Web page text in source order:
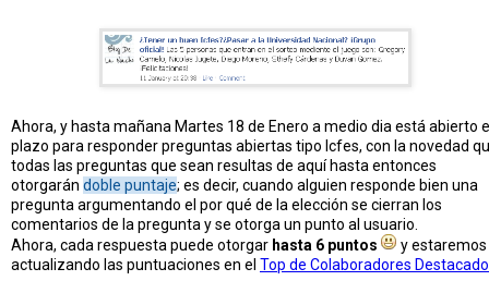
Ahora, y hasta mañana Martes 18 de Enero a medio dia está abierto
plazo para responder preguntas abiertas tipo Icfes, con la novedad
todas las preguntas que sean resultas de aquí hasta entonces
otorgarán doble puntaje; es decir, cuando alguien responde bien una
pregunta argumentando el por qué de la elección se cierran los
comentarios de la pregunta y se otorga un punto al usuario.
Ahora, cada respuesta puede otorgar hasta 6 puntos
y estaremos
actualizando las puntuaciones en el Top de Colaboradores Destacado